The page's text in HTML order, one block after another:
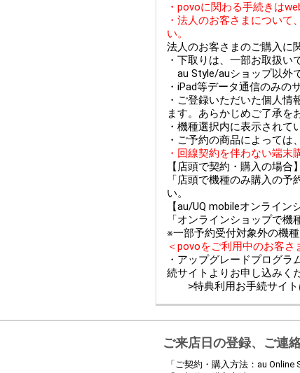
・povoに関わる手続きは
・法人のお客さまについ
い。
法人のお客さまのご購入に
・下取りは、一部お取扱
au Style/auショップ以外
・iPad等データ通信のみの
・ご登録いただいた個人
ます。あらかじめご了承を
・機種選択内に表示されて
・ご予約の商品によっては
・回線契約を伴わない端末
【店頭で契約・購入の場合】
「店頭で機種のみ購入の
い。
【au/UQ mobileオンライン
「オンラインショップで
※一部予約受付対象外の機種
＜povoをご利用中のお客さ
・アップグレードプログ
続サイトよりお申し込みく
>特典利用お手続サイト
ご来店日の登録、ご連
「ご契約・購入方法：au